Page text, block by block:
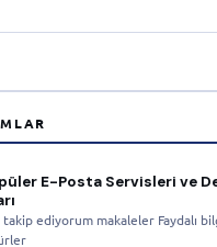
E-Posta Servisleri ve
ediyorum makaleler Faydalı